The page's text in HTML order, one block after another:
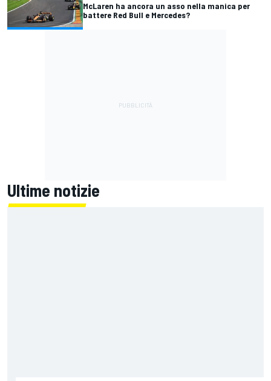
McLaren ha ancora un asso nella manica per
battere Red Bull e Mercedes?
Ultime notizie